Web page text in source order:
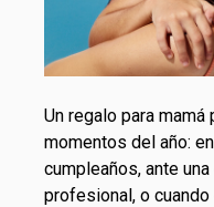
Un regalo para mamá
momentos del año:
cumpleaños, ante
profesional, o